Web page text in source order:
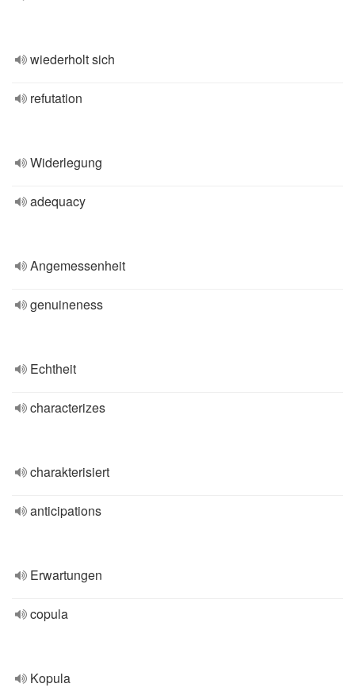
wiederholt sich
refutation
Widerlegung
adequacy
Angemessenheit
genuineness
Echtheit
characterizes
charakterisiert
anticipations
Erwartungen
copula
Kopula